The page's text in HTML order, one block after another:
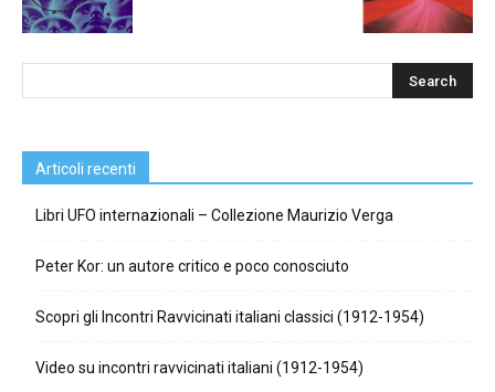
Articoli recenti
Libri UFO internazionali – Collezione Maurizio Verga
Peter Kor: un autore critico e poco conosciuto
Scopri gli Incontri Ravvicinati italiani classici (1912-1954)
Video su incontri ravvicinati italiani (1912-1954)